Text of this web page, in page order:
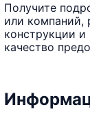
Получите
или компаний,
конструкции
качество